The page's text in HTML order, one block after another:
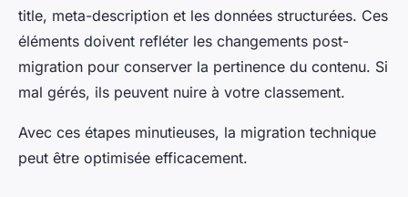
title, meta-description et les données structurées. Ces
éléments doivent refléter les changements post-
migration pour conserver la pertinence du contenu. Si
mal gérés, ils peuvent nuire à votre classement.
Avec ces étapes minutieuses, la migration technique
peut être optimisée efficacement.